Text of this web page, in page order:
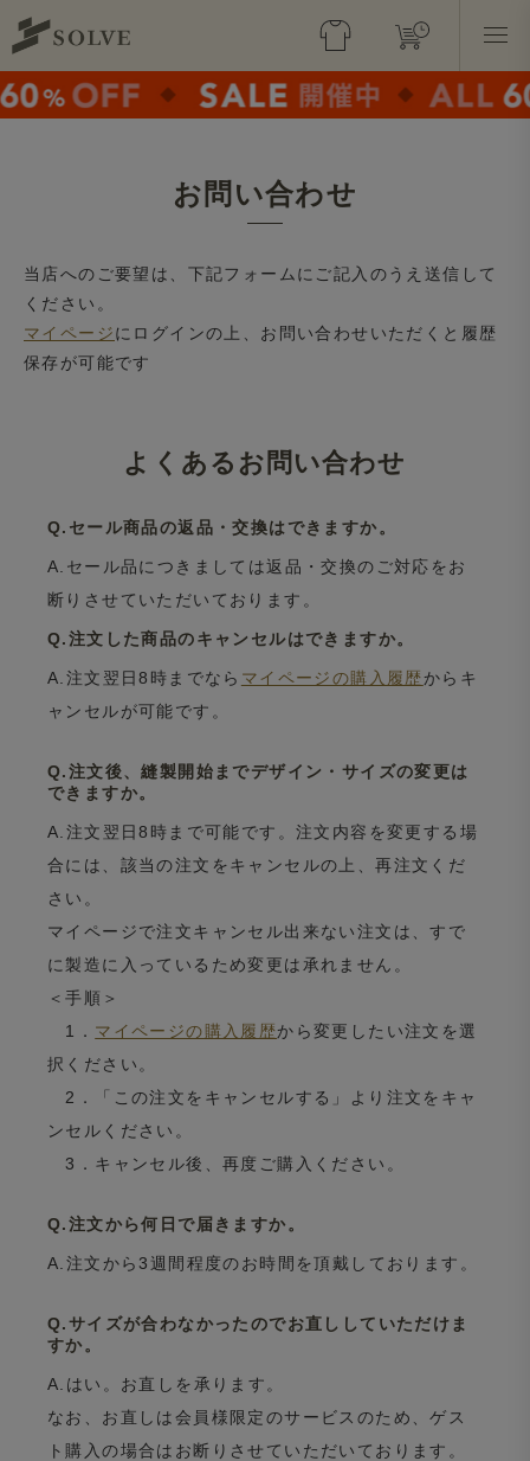
お問い合わせ
当店へのご要望は、下記フォームにご記入のうえ送信して
ください。
マイページにログインの上、お問い合わせいただくと履歴
保存が可能です
よくあるお問い合わせ
Q.セール商品の返品・交換はできますか。
A.セール品につきましては返品・交換のご対応をお
断りさせていただいております。
Q.注文した商品のキャンセルはできますか。
A.注文翌日8時までなら マイページの購入履歴からキ
ャンセルが可能です。
Q.注文後、縫製開始までデザイン・サイズの変更は
できますか。
A.注文翌日8時まで可能です。注文内容を変更する場
合には、該当の注文をキャンセルの上、再注文くだ
さい。
マイページで注文キャンセル出来ない注文は、すで
に製造に入っているため変更は承れません。
＜手順＞
1． マイページの購入履歴から変更したい注文を選
択ください。
2．「この注文をキャンセルする」より注文をキャ
ンセルください。
3．キャンセル後、再度ご購入ください。
Q.注文から何日で届きますか。
A.注文から3週間程度のお時間を頂戴しております。
Q.サイズが合わなかったのでお直ししていただけま
すか。
A.はい。お直しを承ります。
なお、お直しは会員様限定のサービスのため、ゲス
ト購入の場合はお断りさせていただいております。